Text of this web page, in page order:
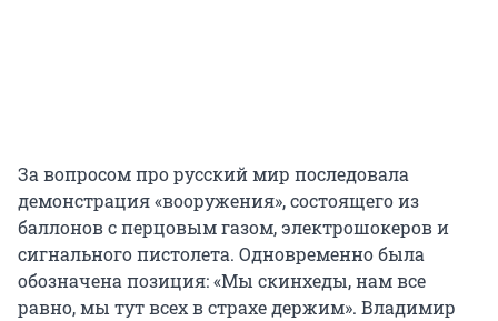
За вопросом про русский мир последовала
демонстрация «вооружения», состоящего из
баллонов с перцовым газом, электрошокеров и
сигнального пистолета. Одновременно была
обозначена позиция: «Мы скинхеды, нам все
равно, мы тут всех в страхе держим». Владимир